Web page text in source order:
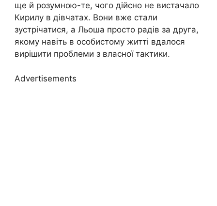
ще й розумною-те, чого дійсно не вистачало
Кирилу в дівчатах. Вони вже стали
зустрічатися, а Льоша просто радів за друга,
якому навіть в особистому житті вдалося
вирішити проблеми з власної тактики.
Advertisements